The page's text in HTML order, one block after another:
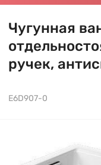
Чугунная
ручек,
E6D907-0